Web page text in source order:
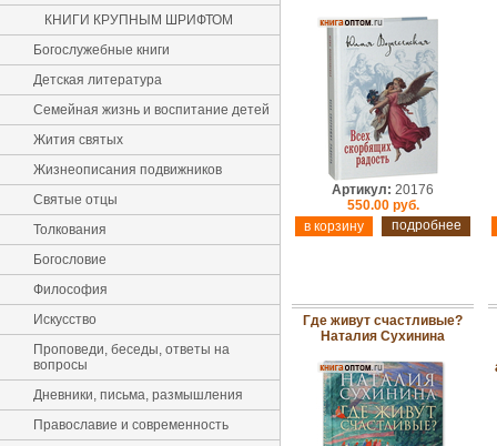
КНИГИ КРУПНЫМ ШРИФТОМ
Богослужебные книги
Детская литература
Семейная жизнь и воспитание детей
Жития святых
Жизнеописания подвижников
Святые отцы
Толкования
Богословие
Философия
Искусство
Проповеди, беседы, ответы на
вопросы
Дневники, письма, размышления
Православие и современность
Артикул: 20176
550.00 руб.
подробнее
Где живут счастливые?
Наталия Сухинина